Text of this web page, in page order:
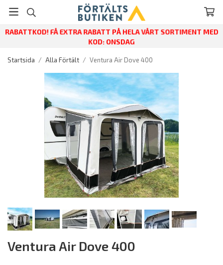
RABATTKOD! FÅ EXTRA RABATT PÅ HELA VÅRT SORTIMENT MED
KOD: ONSDAG
Startsida / Alla Förtält / Ventura Air Dove 400
Ventura Air Dove 400